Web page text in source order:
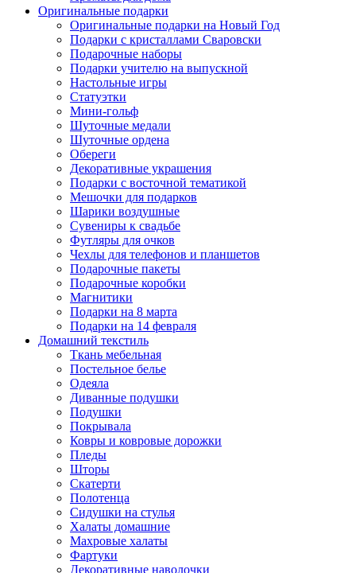
Оригинальные подарки
Оригинальные подарки на Новый Год
Подарки с кристаллами Сваровски
Подарочные наборы
Подарки учителю на выпускной
Настольные игры
Статуэтки
Мини-гольф
Шуточные медали
Шуточные ордена
Обереги
Декоративные украшения
Подарки с восточной тематикой
Мешочки для подарков
Шарики воздушные
Сувениры к свадьбе
Футляры для очков
Чехлы для телефонов и планшетов
Подарочные пакеты
Подарочные коробки
Магнитики
Подарки на 8 марта
Подарки на 14 февраля
Домашний текстиль
Ткань мебельная
Постельное белье
Одеяла
Диванные подушки
Подушки
Покрывала
Ковры и ковровые дорожки
Пледы
Шторы
Скатерти
Полотенца
Сидушки на стулья
Халаты домашние
Махровые халаты
Фартуки
Декоративные наволочки